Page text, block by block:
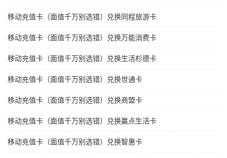
移动充值卡（面值千万别选错）兑换同程旅游卡
移动充值卡（面值千万别选错）兑换万能消费卡
移动充值卡（面值千万别选错）兑换生活杉德卡
移动充值卡（面值千万别选错）兑换世通卡
移动充值卡（面值千万别选错）兑换商盟卡
移动充值卡（面值千万别选错）兑换赢点生活卡
移动充值卡（面值千万别选错）兑换智惠卡